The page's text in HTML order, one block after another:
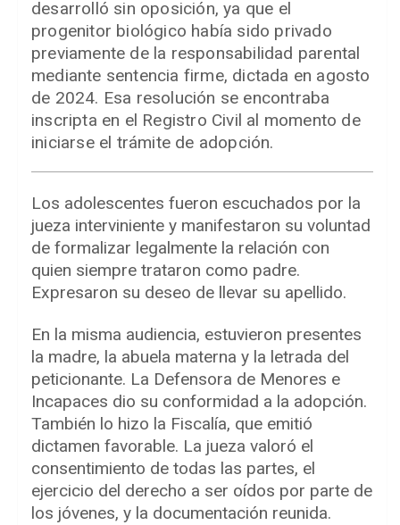
desarrolló sin oposición, ya que el
progenitor biológico había sido privado
previamente de la responsabilidad parental
mediante sentencia firme, dictada en agosto
de 2024. Esa resolución se encontraba
inscripta en el Registro Civil al momento de
iniciarse el trámite de adopción.
Los adolescentes fueron escuchados por la
jueza interviniente y manifestaron su voluntad
de formalizar legalmente la relación con
quien siempre trataron como padre.
Expresaron su deseo de llevar su apellido.
En la misma audiencia, estuvieron presentes
la madre, la abuela materna y la letrada del
peticionante. La Defensora de Menores e
Incapaces dio su conformidad a la adopción.
También lo hizo la Fiscalía, que emitió
dictamen favorable. La jueza valoró el
consentimiento de todas las partes, el
ejercicio del derecho a ser oídos por parte de
los jóvenes, y la documentación reunida.